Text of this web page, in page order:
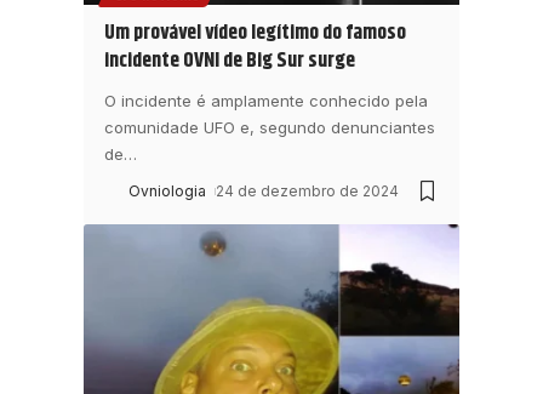
Um provável vídeo legítimo do famoso
incidente OVNI de Big Sur surge
O incidente é amplamente conhecido pela
comunidade UFO e, segundo denunciantes
de…
Ovniologia 24 de dezembro de 2024